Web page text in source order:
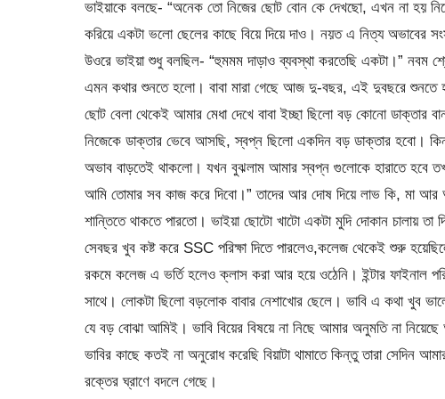
ভাইয়াকে বলছে- “অনেক তো নিজের ছোট বোন কে দেখছো, এখন না হয়
করিয়ে একটা ভলো ছেলের কাছে বিয়ে দিয়ে দাও। নয়ত এ নিত্য অভাবের
উওরে ভাইয়া শুধু বলছিল- “হুমমম দাড়াও ব্যবস্থা করতেছি একটা।” নবম
এমন কথার শুনতে হলো। বাবা মারা গেছে আজ দু-বছর, এই দুবছরে শুনতে
ছোট বেলা থেকেই আমার মেধা দেখে বাবা ইচ্ছা ছিলো বড় কোনো ডাক্তার
নিজেকে ডাক্তার ভেবে আসছি, স্বপ্ন ছিলো একদিন বড় ডাক্তার হবো।
অভাব বাড়তেই থাকলো। যখন বুঝলাম আমার স্বপ্ন গুলোকে হারাতে হবে
আমি তোমার সব কাজ করে দিবো।” তাদের আর দোষ দিয়ে লাভ কি, মা আর
শান্তিতে থাকতে পারতো। ভাইয়া ছোটো খাটো একটা মুদি দোকান চালায়
সেবছর খুব কষ্ট করে SSC পরিক্ষা দিতে পারলেও,কলেজ থেকেই শুরু
রকমে কলেজ এ ভর্তি হলেও ক্লাস করা আর হয়ে ওঠেনি। ইন্টার ফাইনাল
সাথে। লোকটা ছিলো বড়লোক বাবার নেশাখোর ছেলে। ভাবি এ কথা খুব
যে বড় বোঝা আমিই। ভাবি বিয়ের বিষয়ে না নিছে আমার অনুমতি না
ভাবির কাছে কতই না অনুরোধ করেছি বিয়াটা থামাতে কিন্তু তারা
রক্তের ঘ্রাণে বদলে গেছে।